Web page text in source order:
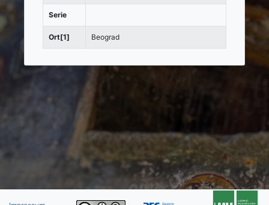
Serie
Ort[1] Beograd